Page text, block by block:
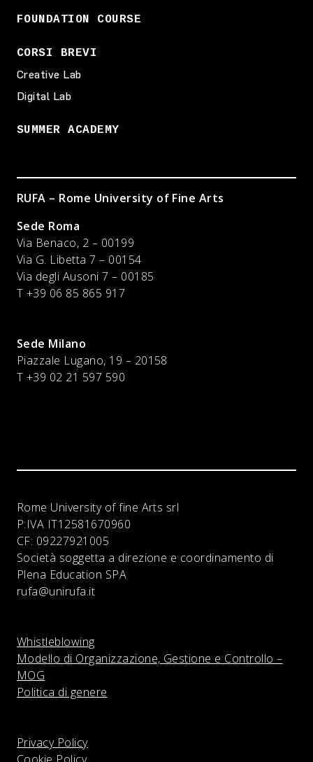
FOUNDATION COURSE
CORSI BREVI
Creative Lab
Digital Lab
SUMMER ACADEMY
RUFA – Rome University of Fine Arts
Sede Roma
Via Benaco, 2 – 00199
Via G. Libetta 7 – 00154
Via degli Ausoni 7 – 00185
T +39 06 85 865 917
Sede Milano
Piazzale Lugano, 19 – 20158
T +39 02 21 597 590
Rome University of fine Arts srl
P:IVA IT12581670960
CF: 09227921005
Società soggetta a direzione e coordinamento di
Plena Education SPA
rufa@unirufa.it
Whistleblowing
Modello di Organizzazione, Gestione e Controllo –
MOG
Politica di genere
Privacy Policy
Cookie Policy